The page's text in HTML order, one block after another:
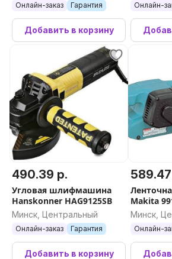
Онлайн-заказ Гарантия
Добавить в корзину
Онлайн-
490.39 р.
Угловая шлифмашина
Hanskonner HAG9125SB
Минск, Центральный
Онлайн-заказ Гарантия
Добавить в корзину
Makita
Минск,
Онлайн-